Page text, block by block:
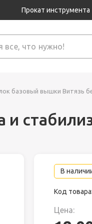
Прокат инструмента
базовый вышки Витязь
и
В
Код
Цена: